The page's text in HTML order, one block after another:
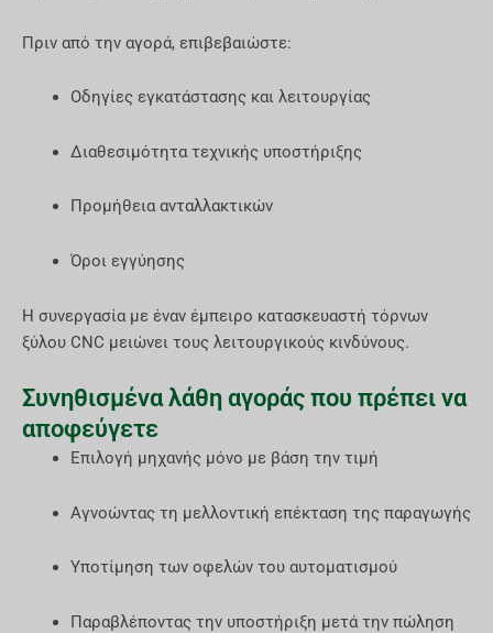
Πριν από την αγορά, επιβεβαιώστε:
Οδηγίες εγκατάστασης και λειτουργίας
Διαθεσιμότητα τεχνικής υποστήριξης
Προμήθεια ανταλλακτικών
Όροι εγγύησης
Η συνεργασία με έναν έμπειρο κατασκευαστή τόρνων
ξύλου CNC μειώνει τους λειτουργικούς κινδύνους.
Συνηθισμένα λάθη αγοράς που πρέπει να
αποφεύγετε
Επιλογή μηχανής μόνο με βάση την τιμή
Αγνοώντας τη μελλοντική επέκταση της παραγωγής
Υποτίμηση των οφελών του αυτοματισμού
Παραβλέποντας την υποστήριξη μετά την πώληση